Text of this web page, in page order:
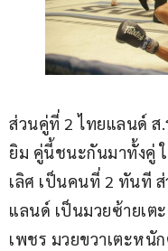
ส่วนคู่ที่ 2 ไทยแลนด์ ส
ยิม คู่นี้ชนะกันมาทั้งคู่
เลิศ เป็นคนที่ 2 ทันที
แลนด์ เป็นมวยซ้ายเ
เพชร มวยขวาเตะหนั